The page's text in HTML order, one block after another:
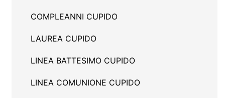
COMPLEANNI CUPIDO
LAUREA CUPIDO
LINEA BATTESIMO CUPIDO
LINEA COMUNIONE CUPIDO